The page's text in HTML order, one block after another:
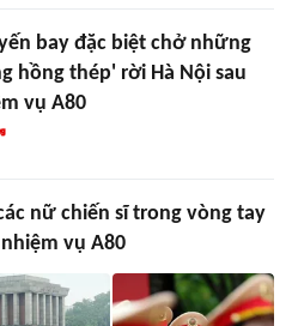
bay đặc biệt chở những
hồng thép' rời Hà Nội sau
vụ A80
nữ chiến sĩ trong vòng tay
vụ A80